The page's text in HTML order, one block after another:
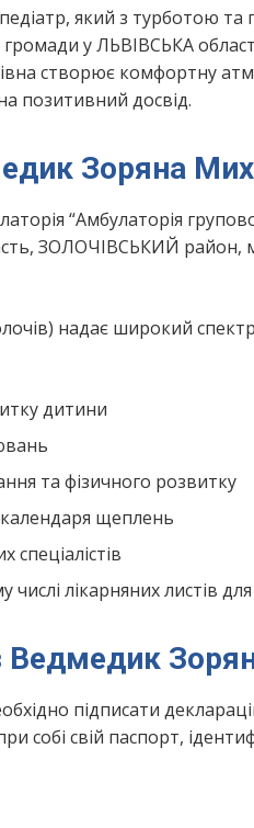
який з турботою та
у ЛЬВІВСЬКА
створює комфортну
позитивний досвід.
Зоряна
“Амбулаторія
ЗОЛОЧІВСЬКИЙ район,
надає широкий
дитини
та фізичного розвитку
щеплень
лікарняних листів
Ведмедик
підписати
собі свій паспорт,